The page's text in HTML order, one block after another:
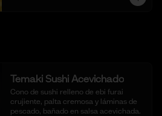
Temaki Sushi Acevichado
Cono de sushi relleno de ebi furai
crujiente, palta cremosa y láminas de
pescado, bañado en salsa acevichada.